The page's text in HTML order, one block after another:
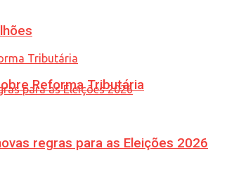
regras para as Eleições 2026
Reforma Tributária